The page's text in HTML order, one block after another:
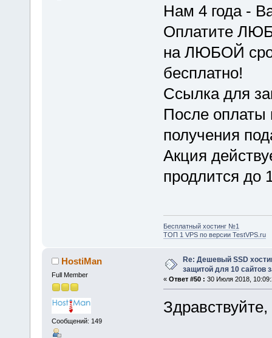
Нам 4 года -
Оплатите
на ЛЮБОЙ
бесплатно!
Ссылка для
После оплаты
получения
Акция
продлится до
Бесплатный хостинг №1
ТОП 1 VPS по версии TestVPS.ru
HostiMan
Full Member
Сообщений: 149
Re: Дешевый SSD
защитой для 10 сайтов
« Ответ #50 : 30 Июля 2018,